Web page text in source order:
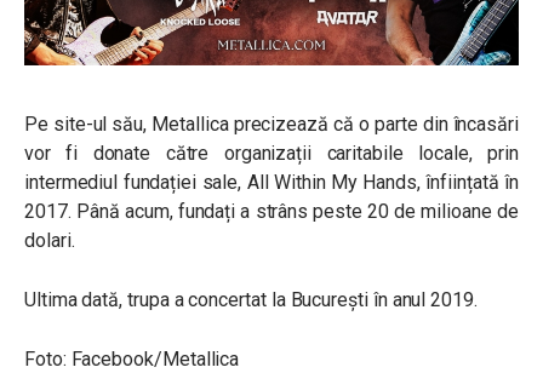
Pe site-ul său, Metallica precizează că o parte din încasări
vor fi donate către organizații caritabile locale, prin
intermediul fundației sale, All Within My Hands, înființată în
2017. Până acum, fundați a strâns peste 20 de milioane de
dolari.
Ultima dată, trupa a concertat la București în anul 2019.
Foto: Facebook/Metallica